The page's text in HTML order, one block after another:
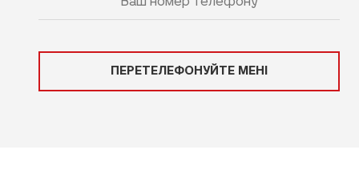
ПЕРЕТЕЛЕФОНУЙТЕ МЕНІ